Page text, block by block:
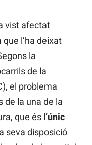
vist afectat
que l’ha deixat
la
de la
el problema
de la una de la
que és l’únic
seva disposició